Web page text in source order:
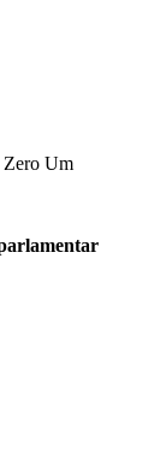
Zero Um